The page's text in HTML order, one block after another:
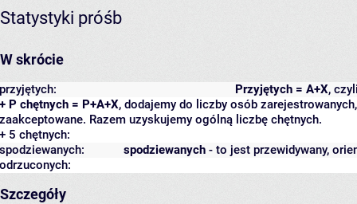
Statystyki próśb
W skrócie
Przyjętych = A+X,
przyjętych:
+ P chętnych = P+A+X, dodajemy do liczby osób
zaakceptowane. Razem uzyskujemy ogólną liczbę chętnych.
+ 5 chętnych:
spodziewanych - to jest przewidywany,
spodziewanych:
odrzuconych:
Szczegóły